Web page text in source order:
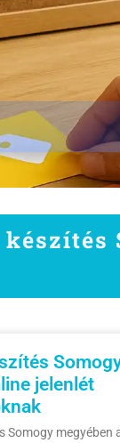
jelenlét
Somogy megyében